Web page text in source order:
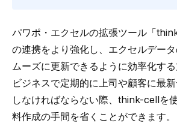
パワポ・エクセルの拡張ツール「
の連携をより強化し、 エクセルデー
ムーズに更新できるように効率化する
ビジネスで定期的に上司や顧客に最
しなければならない際、think-cellを
料作成の手間を省くことができます。